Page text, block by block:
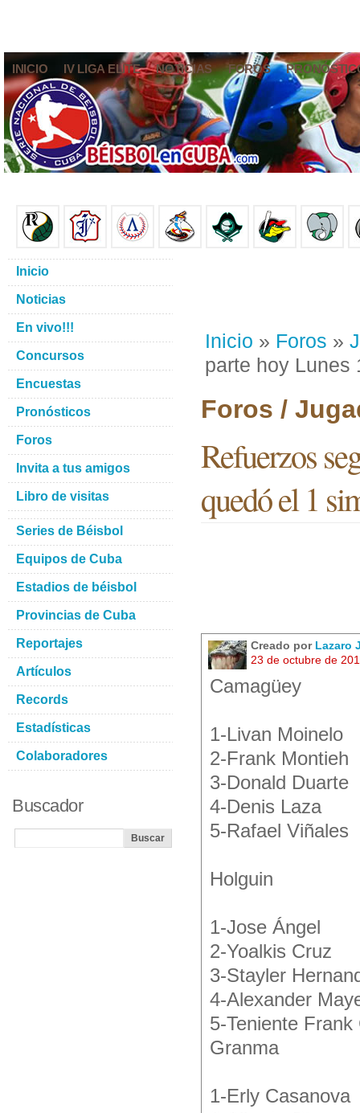
INICIO IV LIGA ELITE NOTICIAS FOROS
Inicio » Foros »
parte hoy Lunes
Foros /
Refuerzos
quedó el 1
Creado por Lazaro
23 de octubre de
Camagüey
1-Livan Moinelo
2-Frank Montieh
3-Donald Duarte
4-Denis Laza
5-Rafael Viñales
Holguin
1-Jose Ángel
2-Yoalkis Cruz
3-Stayler
4-Alexander
5-Teniente Frank
Granma
1-Erly Casanova
Inicio
Noticias
En vivo!!!
Concursos
Encuestas
Pronósticos
Foros
Invita a tus amigos
Libro de visitas
Series de Béisbol
Equipos de Cuba
Estadios de béisbol
Provincias de Cuba
Reportajes
Artículos
Records
Estadísticas
Colaboradores
Buscador